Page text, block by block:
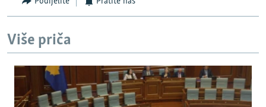
Više priča